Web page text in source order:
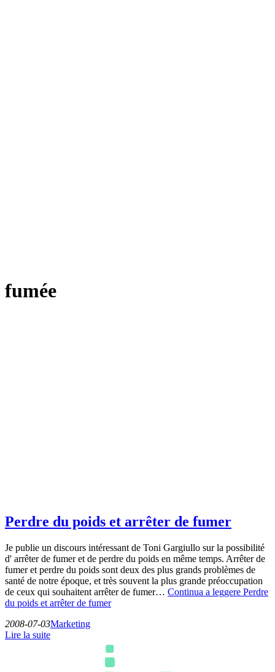
fumée
Perdre du poids et arrêter de fumer
Je publie un discours intéressant de Toni Gargiullo sur la possibilité
d' arrêter de fumer et de perdre du poids en même temps. Arrêter de
fumer et perdre du poids sont deux des plus grands problèmes de
santé de notre époque, et très souvent la plus grande préoccupation
de ceux qui souhaitent arrêter de fumer… Continua a leggere Perdre
du poids et arrêter de fumer
2008-07-03Marketing
Lire la suite